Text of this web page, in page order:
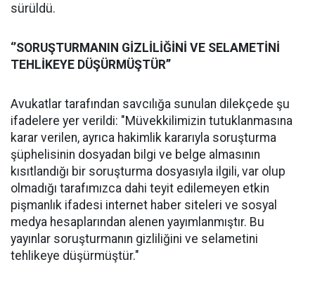
sürüldü.
‘’SORUŞTURMANIN GİZLİLİĞİNİ VE SELAMETİNİ
TEHLİKEYE DÜŞÜRMÜŞTÜR’’
Avukatlar tarafından savcılığa sunulan dilekçede şu
ifadelere yer verildi: "Müvekkilimizin tutuklanmasına
karar verilen, ayrıca hakimlik kararıyla soruşturma
şüphelisinin dosyadan bilgi ve belge almasının
kısıtlandığı bir soruşturma dosyasıyla ilgili, var olup
olmadığı tarafımızca dahi teyit edilemeyen etkin
pişmanlık ifadesi internet haber siteleri ve sosyal
medya hesaplarından alenen yayımlanmıştır. Bu
yayınlar soruşturmanın gizliliğini ve selametini
tehlikeye düşürmüştür."